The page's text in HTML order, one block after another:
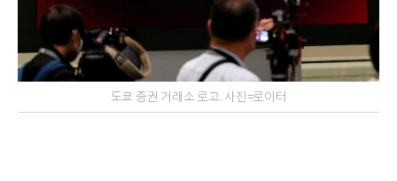
도쿄 증권 거래소 로고. 사진=로이터